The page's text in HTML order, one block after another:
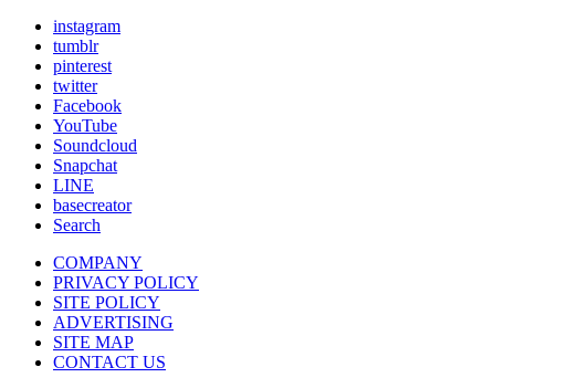
instagram
tumblr
pinterest
twitter
Facebook
YouTube
Soundcloud
Snapchat
LINE
basecreator
Search
COMPANY
PRIVACY POLICY
SITE POLICY
ADVERTISING
SITE MAP
CONTACT US